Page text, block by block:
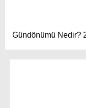
Gündönümü Nedir?